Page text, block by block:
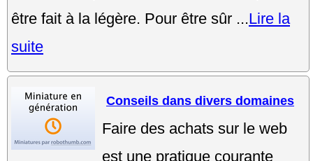
être fait à la légère. Pour être sûr ...Lire la
suite
Conseils dans divers domaines
Faire des achats sur le web
est une pratique courante